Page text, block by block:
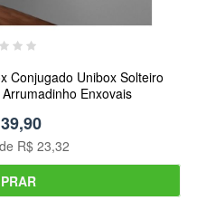
Conjugado Unibox Solteiro
Enxovais
R$ 23,32